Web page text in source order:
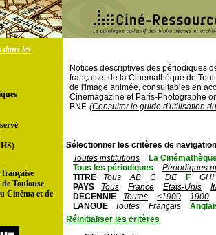
dans les
Toulouse
Cinéma et de
Notices descriptives des périodiques
française, de la Cinémathèque de
de l'image animée, consultables en
Cinémagazine et Paris-Photographe
BNF. (Consulter le guide d'utilisation
Sélectionner les critères de
Toutes institutions
La
Tous les périodiques
Périodiques
TITRE
Tous AB C DE F
GHI
PAYS
Tous France Etats-Unis
DECENNIE
Toutes <1900
1900
LANGUE
Toutes Français
Réinitialiser les critères